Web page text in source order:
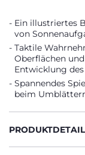
Ein illustriertes
von
Taktile
Oberflächen
Entwicklung des
Spannendes
beim